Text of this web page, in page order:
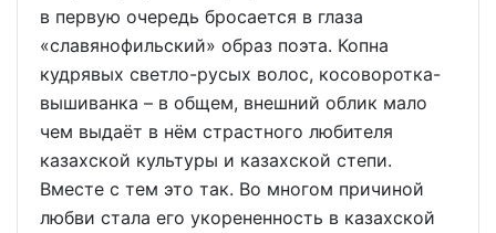
в первую очередь бросается в глаза
«славянофильский» образ поэта. Копна
кудрявых светло-русых волос, косоворотка-
вышиванка – в общем, внешний облик мало
чем выдаёт в нём страстного любителя
казахской культуры и казахской степи.
Вместе с тем это так. Во многом причиной
любви стала его укорененность в казахской